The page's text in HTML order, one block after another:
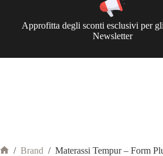
Approfitta degli sconti esclusivi per
Newsletter
/ Brand / Materassi Tempur – Form